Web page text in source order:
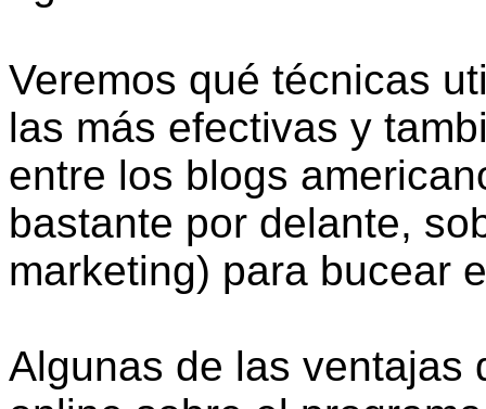
Veremos qué técnicas
las más efectivas y
entre los blogs
bastante por delante,
marketing) para bucear
Algunas de las ventajas